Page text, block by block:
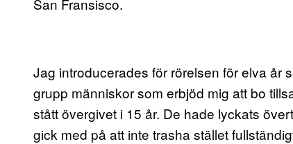
Jag introducerades för rörelsen för elva år
grupp människor som erbjöd mig att bo
stått övergivet i 15 år. De hade lyckats
gick med på att inte trasha stället